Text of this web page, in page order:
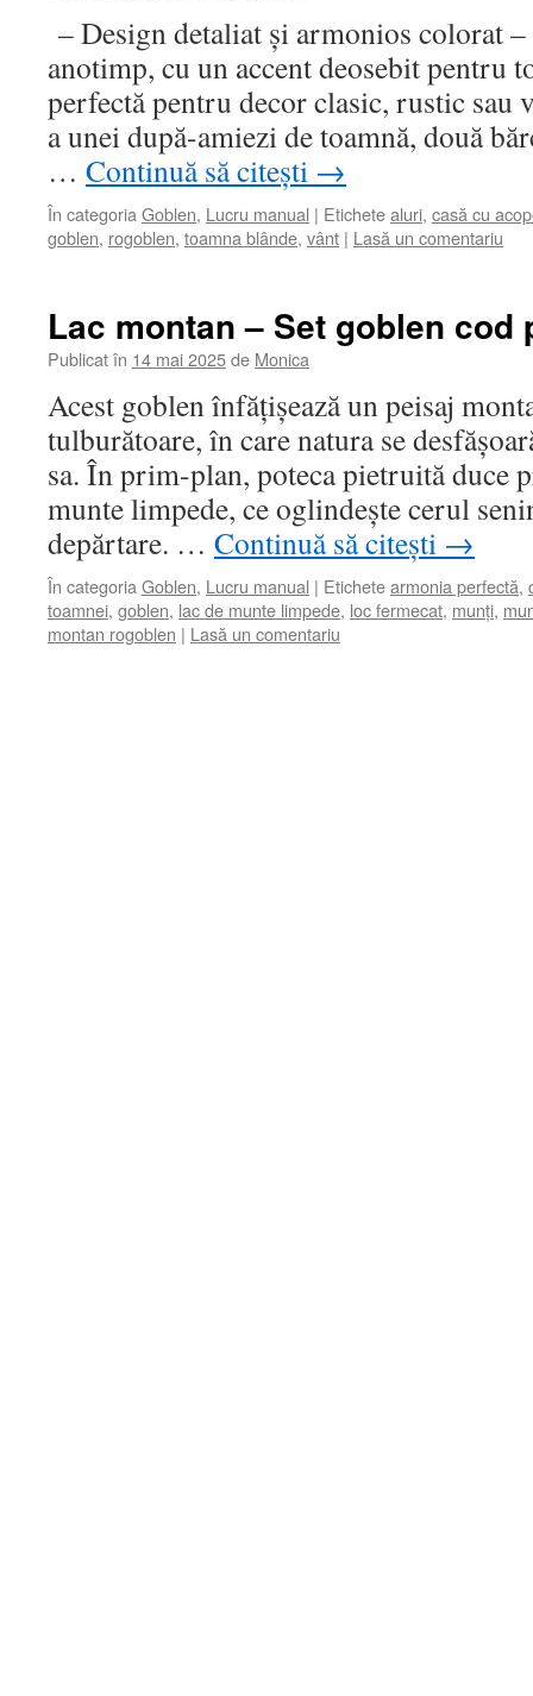
– Design detaliat și armonios colorat
anotimp, cu un accent deosebit pentru
perfectă pentru decor clasic, rustic sau
a unei după-amiezi de toamnă, două
… Continuă să citești →
În categoria Goblen, Lucru manual | Etichetealuri, casă cu
goblen, rogoblen, toamna blânde, vânt | Lasă un comentariu
Lac montan – Set goblen cod
Publicat în 14 mai 2025de Monica
Acest goblen înfățișează un peisaj
tulburătoare, în care natura se
sa. În prim-plan, poteca pietruită duce
munte limpede, ce oglindește cerul
depărtare. … Continuă să citești →
În categoria Goblen, Lucru manual | Etichetearmonia perfectă,
toamnei, goblen, lac de munte limpede, loc fermecat, munți,
montan rogoblen | Lasă un comentariu